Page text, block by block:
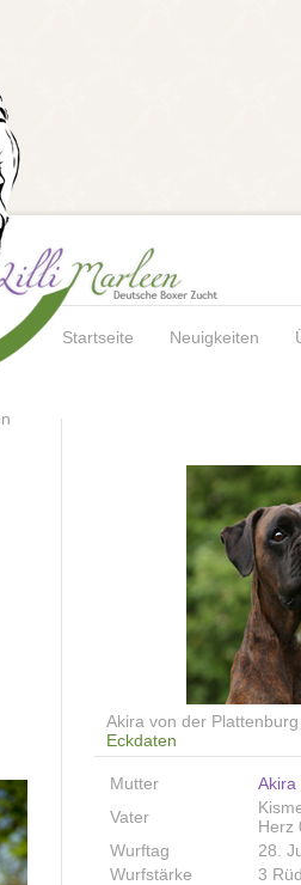
Startseite Neuigkeiten
Akira von der
Eckdaten
Mutter
Akira
Vater
Herz
Wurftag
28.
Wurfstärke
3